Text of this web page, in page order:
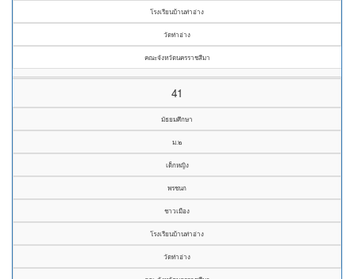
โรงเรียนบ้านท่าอ่าง
วัดท่าอ่าง
คณะจังหวัดนครราชสีมา
41
มัธยมศึกษา
ม.๒
เด็กหญิง
พรชนก
ชาวเมือง
โรงเรียนบ้านท่าอ่าง
วัดท่าอ่าง